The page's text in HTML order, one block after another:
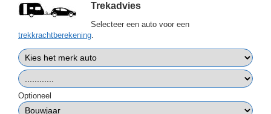
Trekadvies
Selecteer een auto voor een
trekkrachtberekening
Optioneel